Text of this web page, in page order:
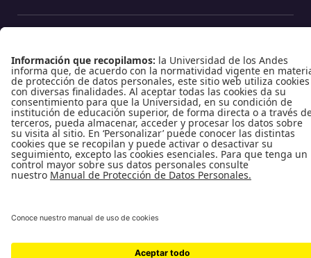
Enlaces de interés
Universidad de los Andes
Vigilada MinEducación
Reconocimiento como Universidad: Decreto 1297 del 30 de mayo de 1964.
Reconocimiento personería jurídica: Resolución 28 del 23 de febrero de 1949 MinJusticia.